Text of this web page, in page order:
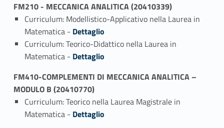
FM210 - MECCANICA ANALITICA (20410339)
Curriculum: Modellistico-Applicativo nella Laurea in
Matematica - Link identifier #identifier_person_128531-1
Dettaglio
Curriculum: Teorico-Didattico nella Laurea in
Matematica - Link identifier #identifier_person_130033-2
Dettaglio
FM410-COMPLEMENTI DI MECCANICA ANALITICA –
MODULO B (20410770)
Curriculum: Teorico nella Laurea Magistrale in
Matematica - Link identifier #identifier_person_23290-1
Dettaglio